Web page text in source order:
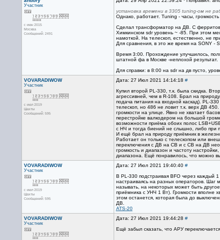
Участник
с июн 2015
Москва
Сообщений: 2491
установка времени в 3305 tuning-ом не
Однако, работает. Tuning - часы, громкость
Сделал трансформатор на ДВ. С
Химкинском sdr уровень ~ -85. При этом
намоткой. На телескоп, естественно, не
Для сравнения, в это же время на SONY -
Время 3:00. Прохождение улучшилось,
штатной фа в Москве -неплохой результат.
Для справки: в 8:00 на sdr на дв пусто,
VOVARADIWOW
Участник
с июл 2019
Шахты
Сообщений: 595
Дата: 27 Июл 2021 14:14:18 #
Купил второй PL-330, т.к. была скидка.
агрессивней, чем в R-108. Брал на
подача питания на входной каскад). PL-
телескоп, но 486 не ловит т.к. верх ДВ
громкости на улице. Явно не хватает
перестройке валкодером на большой
возможности приёма обоих полос
с НЧ и тогда биений не слышно, либо при
И ещё брал на природу приёмник в
Работает он только с телескопом или
переключения с ДВ на СВ и с СВ на ДВ
громкость и диапазон и частоту
диапазона. Ещё понравилось, что можно
VOVARADIWOW
Участник
с июл 2019
Шахты
Сообщений: 595
Дата: 27 Июл 2021 19:40:40 #
В PL-330 подстраивая BFO через каждый 1
настраиваясь на разных операторов. Шаг
называть, на некоторых может быть
приёмника с УНЧ 1 Вт). Громкости вполне
этом останется, которая была до
ДВ.
ATS-20
VOVARADIWOW
Участник
Дата: 27 Июл 2021 19:44:28 #
Ещё забыл сказать, что АРУ